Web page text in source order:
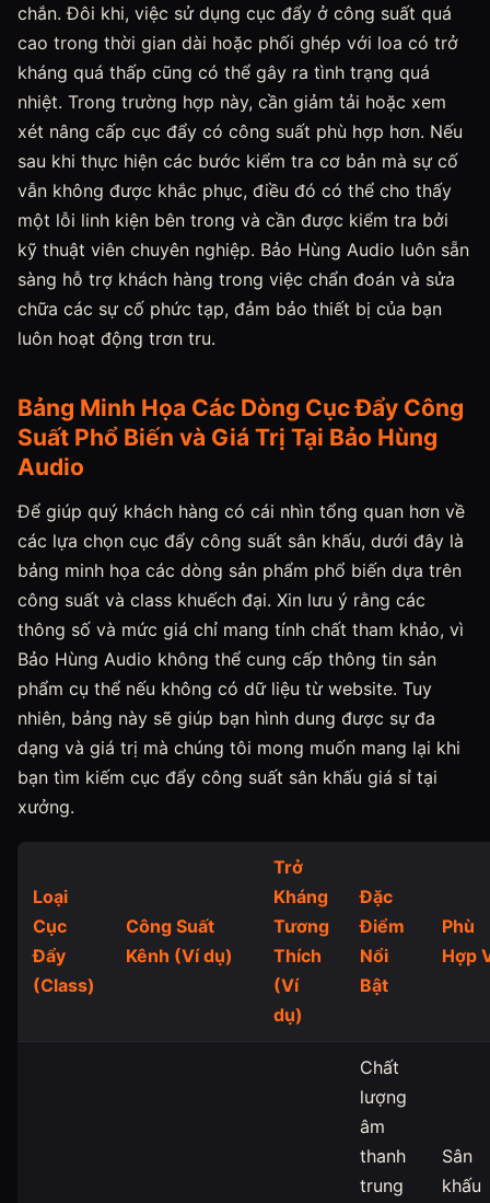
chắn. Đôi khi, việc sử dụng cục đẩy ở công suất quá
cao trong thời gian dài hoặc phối ghép với loa có trở
kháng quá thấp cũng có thể gây ra tình trạng quá
nhiệt. Trong trường hợp này, cần giảm tải hoặc xem
xét nâng cấp cục đẩy có công suất phù hợp hơn. Nếu
sau khi thực hiện các bước kiểm tra cơ bản mà sự cố
vẫn không được khắc phục, điều đó có thể cho thấy
một lỗi linh kiện bên trong và cần được kiểm tra bởi
kỹ thuật viên chuyên nghiệp. Bảo Hùng Audio luôn sẵn
sàng hỗ trợ khách hàng trong việc chẩn đoán và sửa
chữa các sự cố phức tạp, đảm bảo thiết bị của bạn
luôn hoạt động trơn tru.
Bảng Minh Họa Các Dòng Cục Đẩy Công
Suất Phổ Biến và Giá Trị Tại Bảo Hùng
Audio
Để giúp quý khách hàng có cái nhìn tổng quan hơn về
các lựa chọn cục đẩy công suất sân khấu, dưới đây là
bảng minh họa các dòng sản phẩm phổ biến dựa trên
công suất và class khuếch đại. Xin lưu ý rằng các
thông số và mức giá chỉ mang tính chất tham khảo, vì
Bảo Hùng Audio không thể cung cấp thông tin sản
phẩm cụ thể nếu không có dữ liệu từ website. Tuy
nhiên, bảng này sẽ giúp bạn hình dung được sự đa
dạng và giá trị mà chúng tôi mong muốn mang lại khi
bạn tìm kiếm cục đẩy công suất sân khấu giá sỉ tại
xưởng.
Loại
Cục
Đẩy
(Class)
Công Suất
Kênh (Ví dụ)
Trở
Kháng
Tương
Thích
(Ví
dụ)
Đặc
Điểm
Nổi
Bật
Phù
Hợp
Chất
lượng
âm
thanh
trung
Sân
khấu